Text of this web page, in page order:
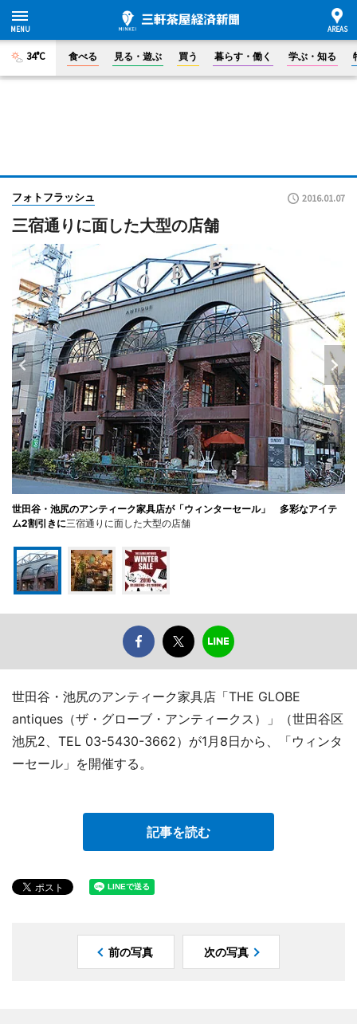
34°C 食べる 見る・遊ぶ 買う 暮らす・働く 学ぶ・知る
フォトフラッシュ 2016.01.07
三宿通りに面した大型の店舗
世田谷・池尻のアンティーク家具店が「ウィンターセール」 多彩なアイテ
ム2割引きに三宿通りに面した大型の店舗
世田谷・池尻のアンティーク家具店「THE GLOBE
antiques（ザ・グローブ・アンティークス）」（世田谷区
池尻2、TEL 03-5430-3662）が1月8日から、「ウィンタ
ーセール」を開催する。
記事を読む
前の写真 次の写真